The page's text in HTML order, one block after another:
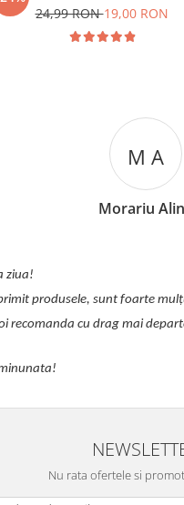
24,99 RON19,00 RON
M A
Morariu
ziua!
produsele, sunt foarte
recomanda cu drag mai
Nu rata ofertele si